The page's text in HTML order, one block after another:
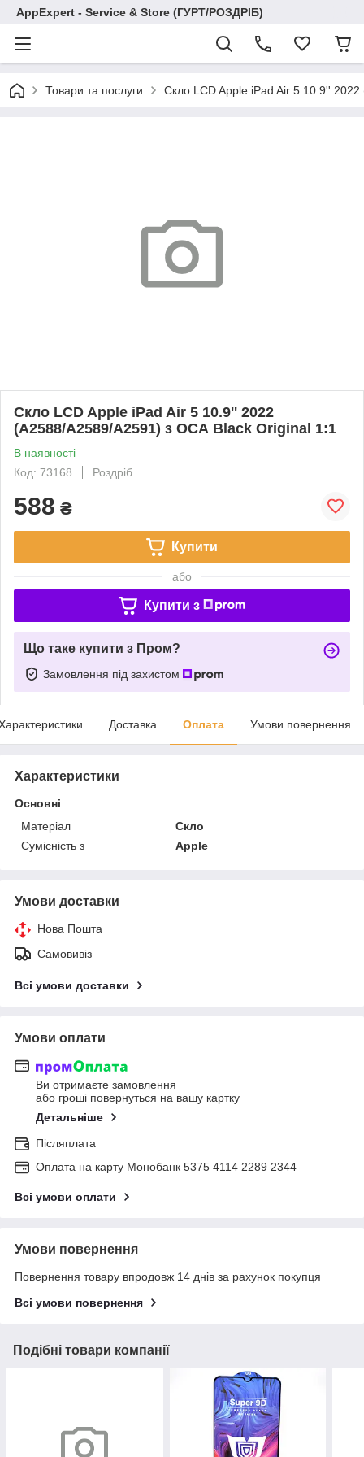
AppExpert - Service & Store (ГУРТ/РОЗДРІБ)
Товари та послуги Скло LCD Apple iPad Air 5 10.9''
Скло LCD Apple iPad Air 5 10.9'' 2022
(A2588/A2589/A2591) з ОСА Black Original 1:1
В наявності
Код: 73168
Роздріб
588 ₴
Купити
або
Купити з
Що таке купити з Пром?
Замовлення під захистом
Доставка Оплата Умови повернення
Характеристики
Основні
Матеріал
Скло
Сумісність з
Apple
Умови доставки
Нова Пошта
Самовивіз
Всі умови доставки
Умови оплати
Ви отримаєте замовлення
або гроші повернуться на вашу картку
Детальніше
Післяплата
Оплата на карту Монобанк 5375 4114 2289 2344
Всі умови оплати
Умови повернення
Повернення товару впродовж 14 днів за рахунок покупця
Всі умови повернення
Подібні товари компанії